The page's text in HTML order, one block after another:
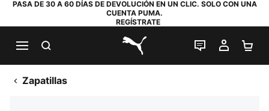
PASA DE 30 A 60 DÍAS DE DEVOLUCIÓN EN UN CLIC. SOLO CON UNA
CUENTA PUMA.
REGÍSTRATE
PUMA.com
CHAT EN
MI
Zapatillas